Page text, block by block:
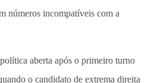
números incompatíveis com a
aberta após o primeiro turno
o candidato de extrema direita